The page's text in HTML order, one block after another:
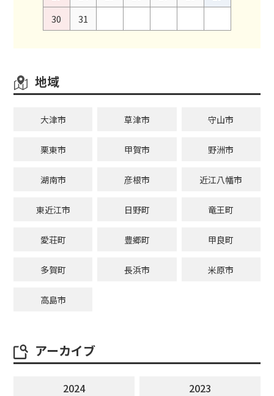
30
31
地域
大津市 草津市 守山市
栗東市 甲賀市 野洲市
湖南市 彦根市 近江八幡市
東近江市 日野町 竜王町
愛荘町 豊郷町 甲良町
多賀町 長浜市 米原市
高島市
アーカイブ
2024
2023